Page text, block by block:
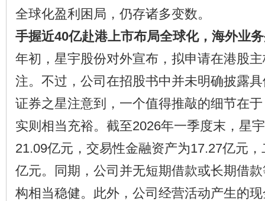
全球化盈利困局，仍存诸多变数。
手握近40亿赴港上市布局全球化，海外业
年初，星宇股份对外宣布，拟申请在港股
注。不过，公司在招股书中并未明确披露
证券之星注意到，一个值得推敲的细节在
实则相当充裕。截至2026年一季度末，星
21.09亿元，交易性金融资产为17.27亿元
亿元。同期，公司并无短期借款或长期借
构相当稳健。此外，公司经营活动产生的